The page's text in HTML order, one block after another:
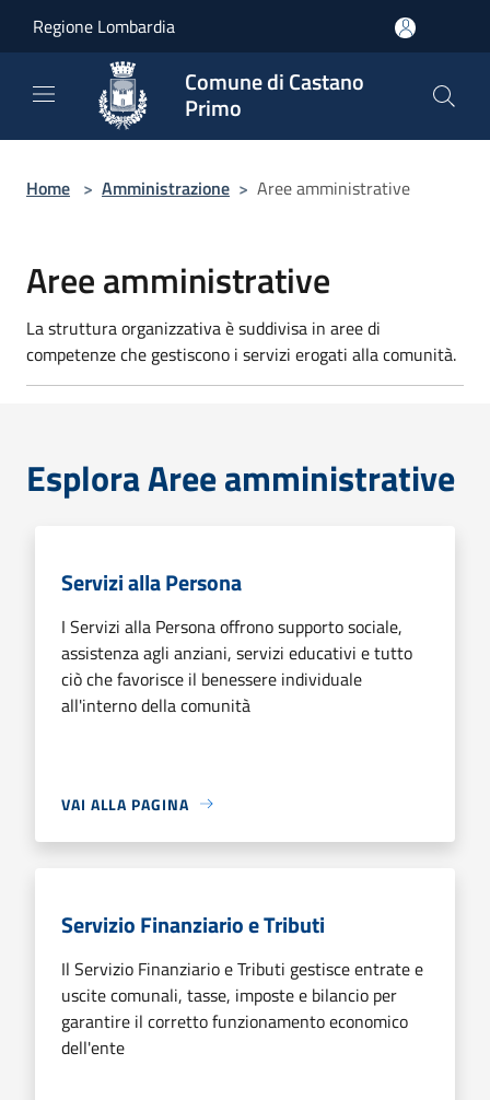
Regione Lombardia
Comune di Castano
Primo
Home > Amministrazione > Aree amministrative
Aree amministrative
La struttura organizzativa è suddivisa in aree di
competenze che gestiscono i servizi erogati alla comunità.
Esplora Aree amministrative
Servizi alla Persona
I Servizi alla Persona offrono supporto sociale,
assistenza agli anziani, servizi educativi e tutto
ciò che favorisce il benessere individuale
all'interno della comunità
VAI ALLA PAGINA
Servizio Finanziario e Tributi
Il Servizio Finanziario e Tributi gestisce entrate e
uscite comunali, tasse, imposte e bilancio per
garantire il corretto funzionamento economico
dell'ente